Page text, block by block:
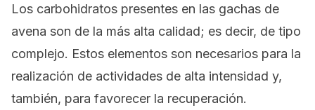
Los carbohidratos presentes en las gachas de
avena son de la más alta calidad; es decir, de tipo
complejo. Estos elementos son necesarios para la
realización de actividades de alta intensidad y,
también, para favorecer la recuperación.